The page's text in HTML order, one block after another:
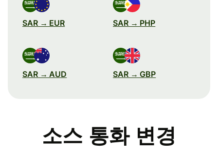
SAR → EUR SAR → PHP
SAR → AUD SAR → GBP
소스 통화 변경